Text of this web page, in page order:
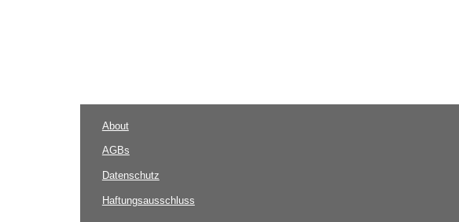
About
AGBs
Datenschutz
Haftungsausschluss